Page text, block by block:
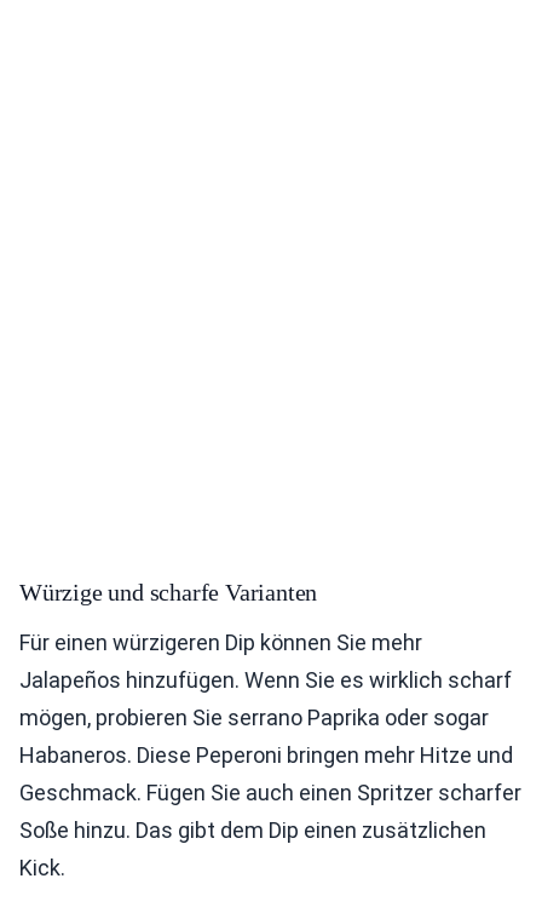
Würzige und scharfe Varianten
Für einen würzigeren Dip können Sie mehr
Jalapeños hinzufügen. Wenn Sie es wirklich scharf
mögen, probieren Sie serrano Paprika oder sogar
Habaneros. Diese Peperoni bringen mehr Hitze und
Geschmack. Fügen Sie auch einen Spritzer scharfer
Soße hinzu. Das gibt dem Dip einen zusätzlichen
Kick.